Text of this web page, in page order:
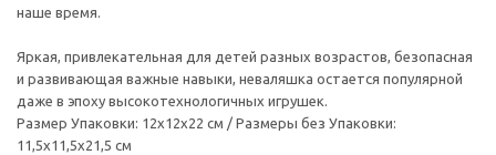
наше время.
Яркая, привлекательная для детей разных возрастов, безопасная
и развивающая важные навыки, неваляшка остается популярной
даже в эпоху высокотехнологичных игрушек.
Размер Упаковки: 12х12х22 см / Размеры без Упаковки:
11,5х11,5х21,5 см